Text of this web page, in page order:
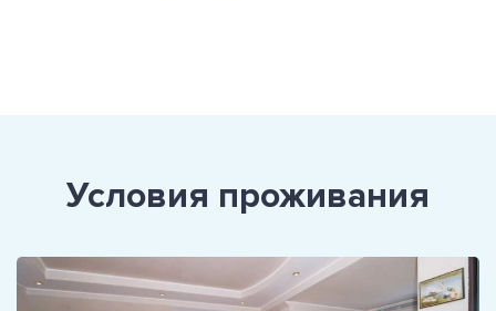
Условия проживания